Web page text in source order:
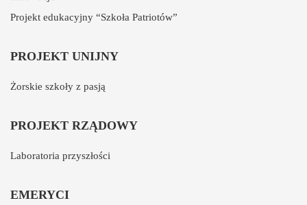
Projekt edukacyjny “Szkoła Patriotów”
PROJEKT UNIJNY
Żorskie szkoły z pasją
PROJEKT RZĄDOWY
Laboratoria przyszłości
EMERYCI